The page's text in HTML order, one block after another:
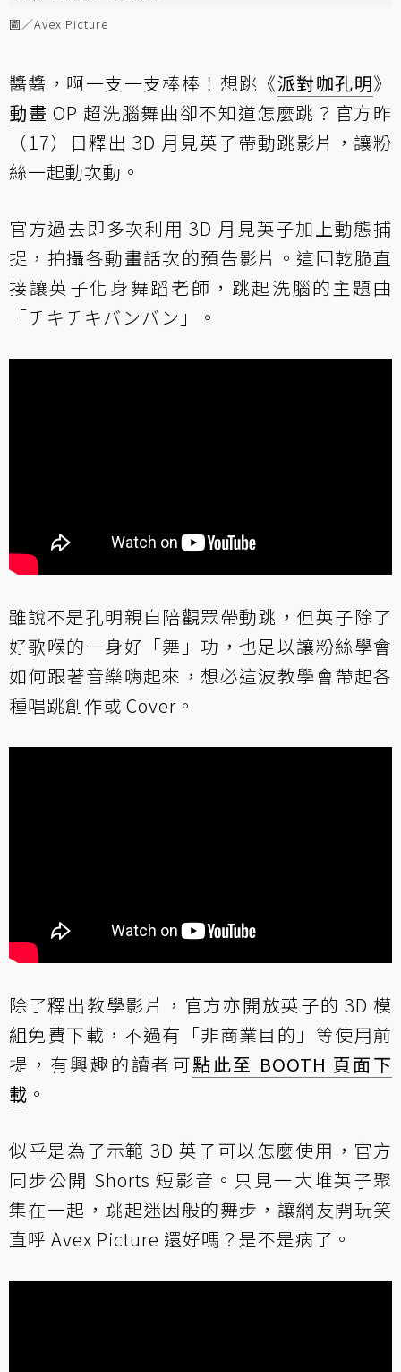
圖／Avex Picture
醬醬，啊一支一支棒棒！想跳《派對咖孔明》
動畫 OP 超洗腦舞曲卻不知道怎麼跳？官方昨
（17）日釋出 3D 月見英子帶動跳影片，讓粉
絲一起動次動。
官方過去即多次利用 3D 月見英子加上動態捕
捉，拍攝各動畫話次的預告影片。這回乾脆直
接讓英子化身舞蹈老師，跳起洗腦的主題曲
「チキチキバンバン」。
雖說不是孔明親自陪觀眾帶動跳，但英子除了
好歌喉的一身好「舞」功，也足以讓粉絲學會
如何跟著音樂嗨起來，想必這波教學會帶起各
種唱跳創作或 Cover。
除了釋出教學影片，官方亦開放英子的 3D 模
組免費下載，不過有「非商業目的」等使用前
提，有興趣的讀者可點此至 BOOTH 頁面下
載 。
似乎是為了示範 3D 英子可以怎麼使用，官方
同步公開 Shorts 短影音。只見一大堆英子聚
集在一起，跳起迷因般的舞步，讓網友開玩笑
直呼 Avex Picture 還好嗎？是不是病了。